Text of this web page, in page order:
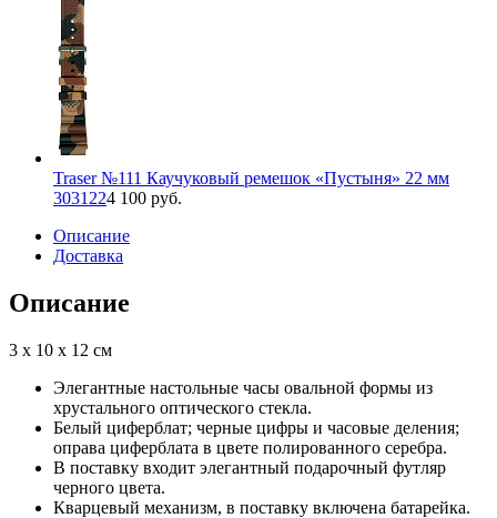
Traser №111 Каучуковый ремешок «Пустыня» 22 мм
3031224 100 руб.
Описание
Доставка
Описание
3 x 10 x 12 см
Элегантные настольные часы овальной формы из
хрустального оптического стекла.
Белый циферблат; черные цифры и часовые деления;
оправа циферблата в цвете полированного серебра.
В поставку входит элегантный подарочный футляр
черного цвета.
Кварцевый механизм, в поставку включена батарейка.